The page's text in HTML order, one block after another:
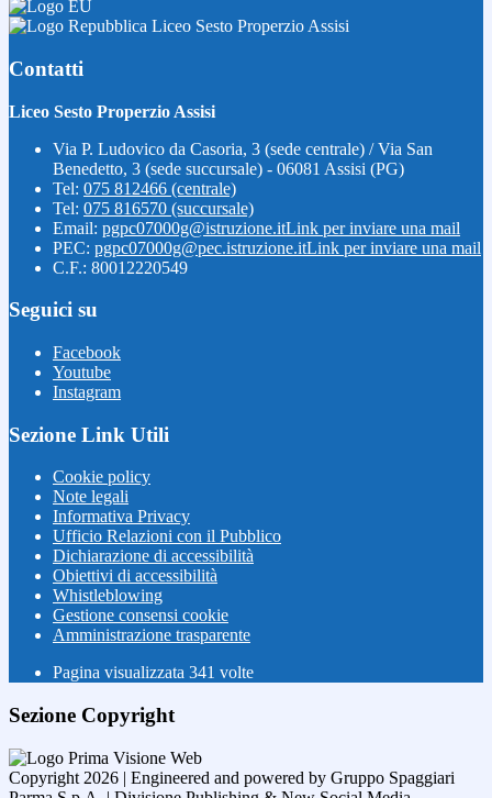
Liceo Sesto Properzio Assisi
Contatti
Liceo Sesto Properzio Assisi
Via P. Ludovico da Casoria, 3 (sede centrale) / Via San
Benedetto, 3 (sede succursale) - 06081 Assisi (PG)
Tel: 075 812466 (centrale)
Tel: 075 816570 (succursale)
Email: pgpc07000g@istruzione.itLink per inviare una mail
PEC: pgpc07000g@pec.istruzione.itLink per inviare una mail
C.F.: 80012220549
Seguici su
Facebook
Youtube
Instagram
Sezione Link Utili
Cookie policy
Note legali
Informativa Privacy
Ufficio Relazioni con il Pubblico
Dichiarazione di accessibilità
Obiettivi di accessibilità
Whistleblowing
Gestione consensi cookie
Amministrazione trasparente
Pagina visualizzata 341 volte
Sezione Copyright
Copyright 2026 | Engineered and powered by Gruppo Spaggiari